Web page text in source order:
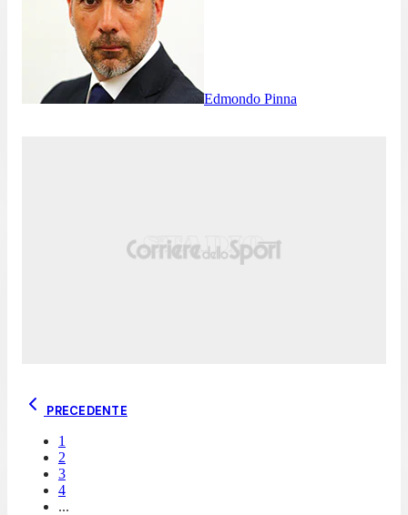
Edmondo Pinna
PRECEDENTE
1
2
3
4
...